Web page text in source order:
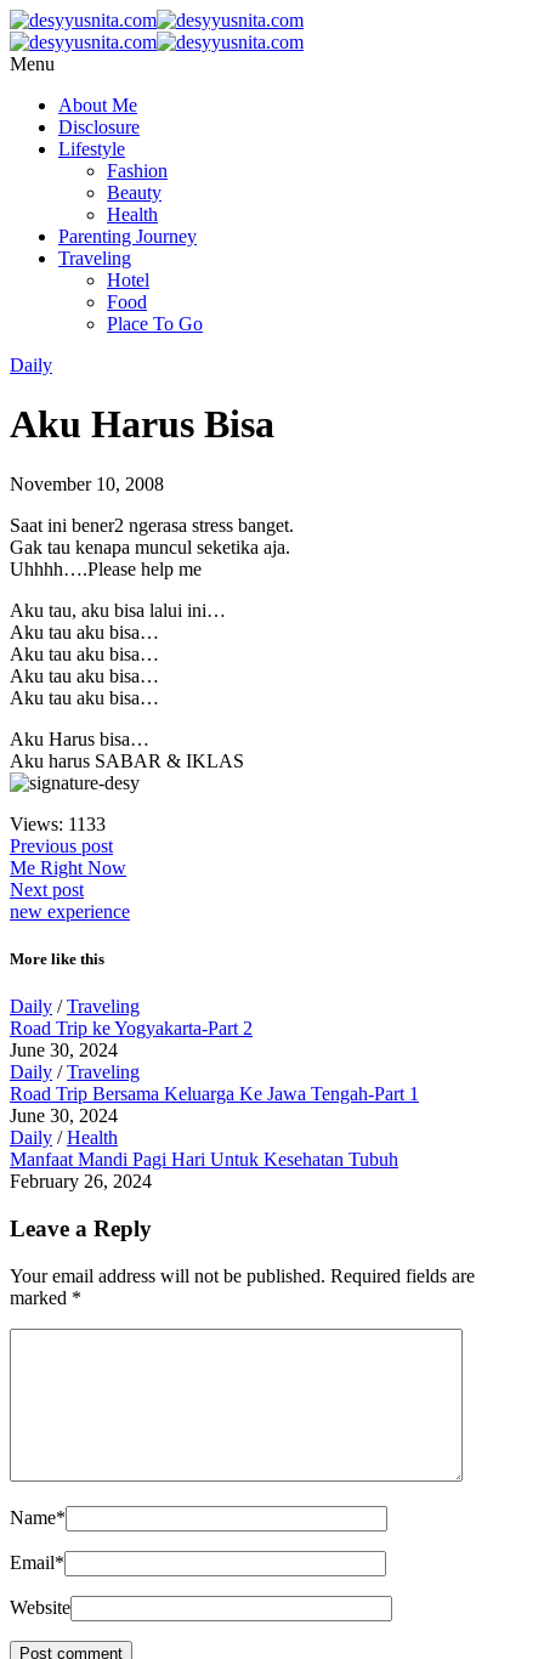
Menu
About Me
Disclosure
Lifestyle
Fashion
Beauty
Health
Parenting Journey
Traveling
Hotel
Food
Place To Go
Daily
Aku Harus Bisa
November 10, 2008
Saat ini bener2 ngerasa stress banget.
Gak tau kenapa muncul seketika aja.
Uhhhh….Please help me
Aku tau, aku bisa lalui ini…
Aku tau aku bisa…
Aku tau aku bisa…
Aku tau aku bisa…
Aku tau aku bisa…
Aku Harus bisa…
Aku harus SABAR & IKLAS
Views: 1133
Previous post
Me Right Now
Next post
new experience
More like this
Daily /Traveling
Road Trip ke Yogyakarta-Part 2
June 30, 2024
Daily /Traveling
Road Trip Bersama Keluarga Ke Jawa Tengah-Part 1
June 30, 2024
Daily /Health
Manfaat Mandi Pagi Hari Untuk Kesehatan Tubuh
February 26, 2024
Leave a Reply
Your email address will not be published. Required fields are
marked *
Name*
Email*
Website